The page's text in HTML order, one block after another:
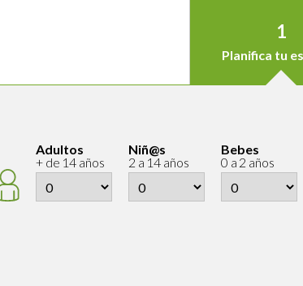
1
Planifica tu
Adultos
+ de 14 años
Niñ@s
2 a 14 años
Bebes
0 a 2 años